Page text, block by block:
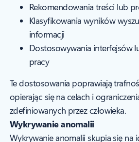
Rekomendowania treści lub
Klasyfikowania wyników
informacji
Dostosowywania interfejsów
pracy
Te dostosowania poprawiają
opierając się na celach i
zdefiniowanych przez człowieka.
Wykrywanie anomalii
Wykrywanie anomalii skupia się na